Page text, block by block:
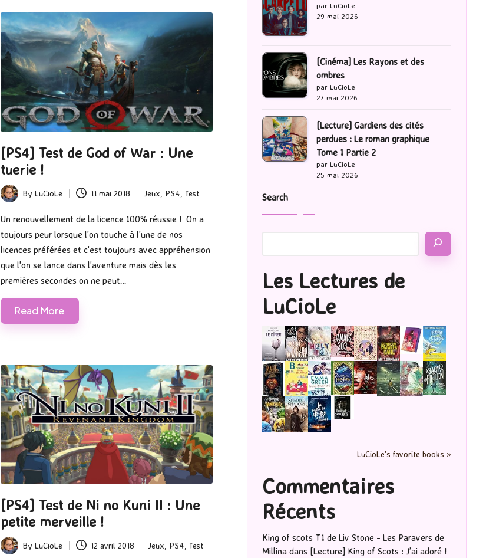
[PS4] Test de God of War : Une
tuerie !
Posted
by
By LuCioLe 11 mai 2018
Posted
in
Jeux PS4 ,Test
Un renouvellement de la licence 100% réussie ! On a
toujours peur lorsque l'on touche à l'une de nos
licences préférées et c'est toujours avec appréhension
que l'on se lance dans l'aventure mais dès les
premières secondes on ne peut…
Read More
[PS4] Test de Ni no Kuni II : Une
petite merveille !
Posted
By LuCioLe 12 avril 2018
Posted
Jeux PS4 ,Test
par LuCioLe
29 mai 2026
[Cinéma] Les Rayons et des
ombres
par LuCioLe
27 mai 2026
[Lecture] Gardiens des cités
perdues : Le roman graphique
Tome 1 Partie 2
par LuCioLe
25 mai 2026
Search
Les Lectures de
LuCioLe
LuCioLe's favorite books »
Commentaires
Récents
King of scots T1 de Liv Stone - Les Paravers de
Millinadans [Lecture] King of Scots : J’ai adoré !